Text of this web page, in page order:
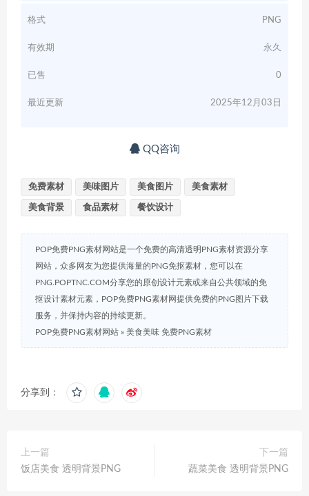
格式 PNG
有效期 永久
已售 0
最近更新 2025年12月03日
QQ咨询
免费素材 美味图片 美食图片 美食素材
美食背景 食品素材 餐饮设计
POP免费PNG素材网站是一个免费的高清透明PNG素材资源分享
网站，众多网友为您提供海量的PNG免抠素材，您可以在
PNG.POPTNC.COM分享您的原创设计元素或来自公共领域的免
抠设计素材元素，POP免费PNG素材网提供免费的PNG图片下载
服务，并保持内容的持续更新。
POP免费PNG素材网站 » 美食美味 免费PNG素材
分享到：
上一篇
饭店美食 透明背景PNG
下一篇
蔬菜美食 透明背景PNG